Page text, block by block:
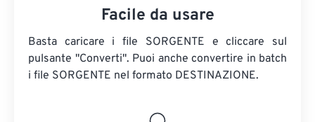
Facile da usare
Basta caricare i file SORGENTE e cliccare sul
pulsante "Converti". Puoi anche convertire in batch
i file SORGENTE nel formato DESTINAZIONE.